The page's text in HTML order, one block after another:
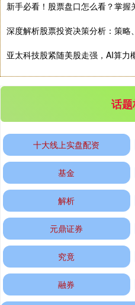
基金指数 7241.26
国债指数
新手必看！股票盘口怎么看？掌
深度解析股票投资决策分析：策略
亚太科技股紧随美股走强，AI算力
话
十大线上实盘配资
基金
解析
元鼎证券
究竟
融券